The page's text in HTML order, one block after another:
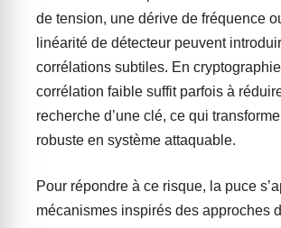
de tension, une dérive de fréquence
linéarité de détecteur peuvent
corrélations subtiles. En
corrélation faible suffit parfois à
recherche d’une clé, ce qui
robuste en système attaquable.
Pour répondre à ce risque, la puce
mécanismes inspirés des approches